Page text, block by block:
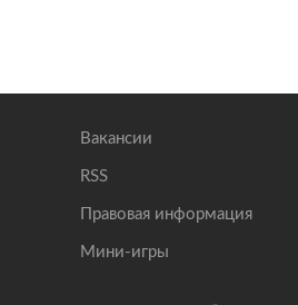
Вакансии
RSS
Правовая информация
Мини-игры